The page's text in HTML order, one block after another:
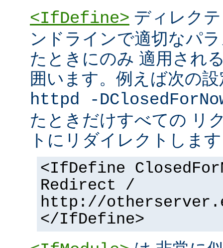
<IfDefine> ディレク
ンドラインで適切なパ
たときにのみ 適用され
囲います。例えば次の
httpd -
たときだけすべての リ
トにリダイレクトしま
<IfDefine
Redirect /
http://
</IfDefine>